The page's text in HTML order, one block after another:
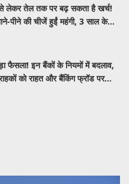
लेकर तेल तक पर बढ़ सकता है खर्च!
पीने की चीजें हुईं महंगी, 3 साल के
फैसला! इन बैंकों के नियमों में बदलाव,
को राहत और बैंकिंग फ्रॉड पर